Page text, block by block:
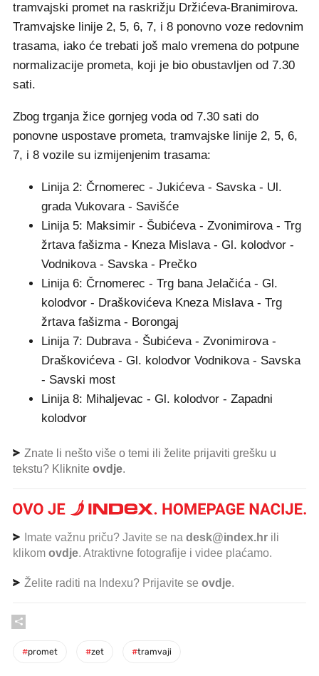
tramvajski promet na raskrižju Držićeva-Branimirova.
Tramvajske linije 2, 5, 6, 7, i 8 ponovno voze redovnim
trasama, iako će trebati još malo vremena do potpune
normalizacije prometa, koji je bio obustavljen od 7.30
sati.
Zbog trganja žice gornjeg voda od 7.30 sati do
ponovne uspostave prometa, tramvajske linije 2, 5, 6,
7, i 8 vozile su izmijenjenim trasama:
Linija 2: Črnomerec - Jukićeva - Savska - Ul.
grada Vukovara - Savišće
Linija 5: Maksimir - Šubićeva - Zvonimirova - Trg
žrtava fašizma - Kneza Mislava - Gl. kolodvor -
Vodnikova - Savska - Prečko
Linija 6: Črnomerec - Trg bana Jelačića - Gl.
kolodvor - Draškovićeva Kneza Mislava - Trg
žrtava fašizma - Borongaj
Linija 7: Dubrava - Šubićeva - Zvonimirova -
Draškovićeva - Gl. kolodvor Vodnikova - Savska
- Savski most
Linija 8: Mihaljevac - Gl. kolodvor - Zapadni
kolodvor
Znate li nešto više o temi ili želite prijaviti grešku u
tekstu? Kliknite ovdje.
Imate važnu priču? Javite se na desk@index.hr ili
klikom ovdje. Atraktivne fotografije i videe plaćamo.
Želite raditi na Indexu? Prijavite se ovdje.
#promet #zet #tramvaji